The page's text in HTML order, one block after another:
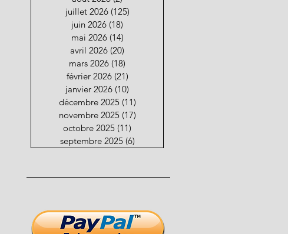
juillet 2026 (125)
juin 2026 (18)
mai 2026 (14)
avril 2026 (20)
mars 2026 (18)
février 2026 (21)
janvier 2026 (10)
décembre 2025 (11)
novembre 2025 (17)
octobre 2025 (11)
septembre 2025 (6)